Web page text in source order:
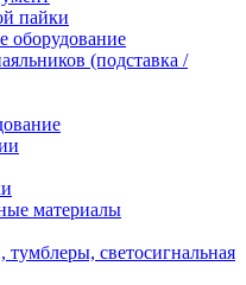
пайки
оборудование
(подставка /
материалы
светосигнальная